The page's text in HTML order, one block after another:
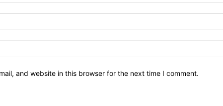
and website in this browser for the next time I comment.